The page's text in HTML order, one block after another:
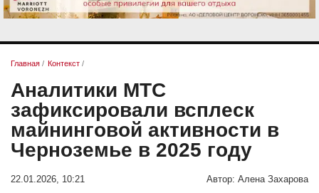
Главная / Контекст /
Аналитики МТС
зафиксировали всплеск
майнинговой активности в
Черноземье в 2025 году
22.01.2026, 10:21 Автор: Алена Захарова